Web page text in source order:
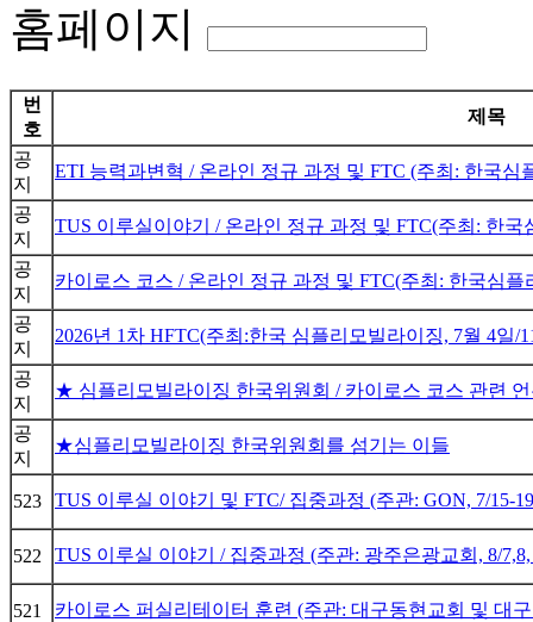
홈페이지
번
호
제목
공
지
ETI 능력과변혁 / 온라인 정규 과정 및 FTC (주최: 한국심
공
지
TUS 이루실이야기 / 온라인 정규 과정 및 FTC(주최: 한국
공
지
카이로스 코스 / 온라인 정규 과정 및 FTC(주최: 한국심플
공
지
2026년 1차 HFTC(주최:한국 심플리모빌라이징, 7월 4일/
공
지
★ 심플리모빌라이징 한국위원회 / 카이로스 코스 관련
공
지
★심플리모빌라이징 한국위원회를 섬기는 이들
523 TUS 이루실 이야기 및 FTC/ 집중과정 (주관: GON, 7/15-
522 TUS 이루실 이야기 / 집중과정 (주관: 광주은광교회, 8/
521 카이로스 퍼실리테이터 훈련 (주관: 대구동현교회 및 대